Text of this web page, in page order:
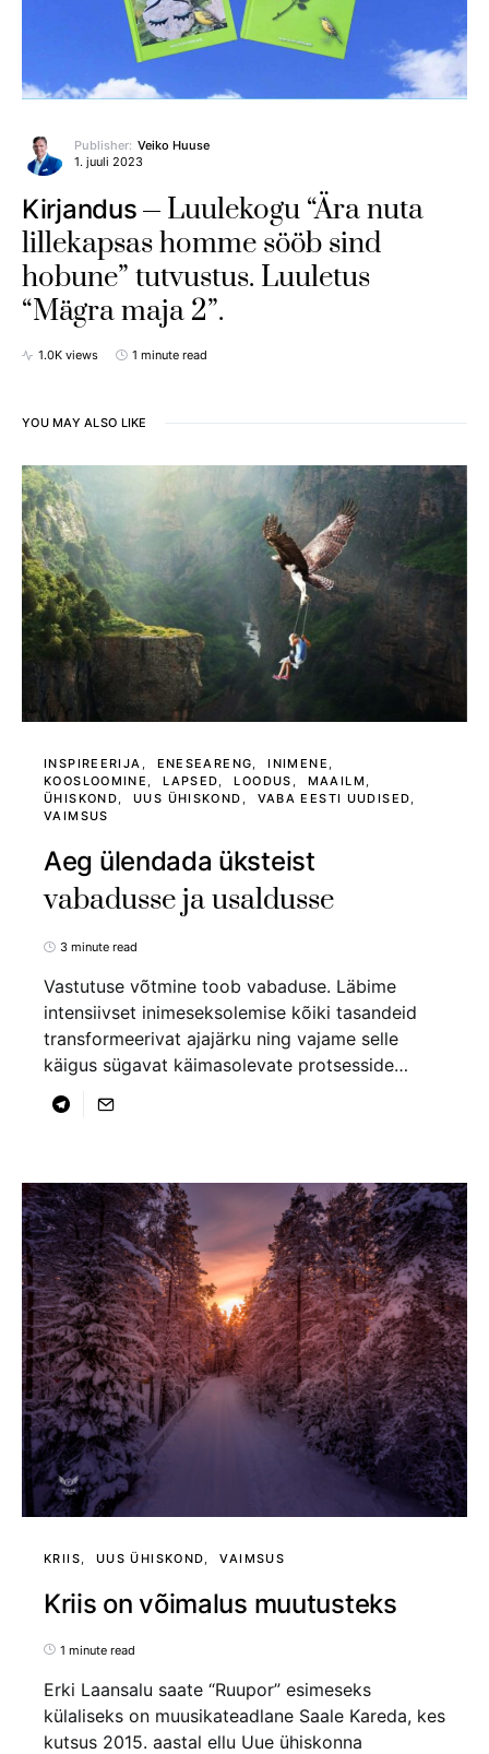
Publisher: Veiko Huuse
1. juuli 2023
Kirjandus
Luulekogu “Ära nuta
lillekapsas homme sööb sind
hobune” tutvustus. Luuletus
“Mägra maja 2”.
1.0K views 1 minute read
YOU MAY ALSO LIKE
INSPIREERIJA ENESEARENG
INIMENE
KOOSLOOMINE
LAPSED LOODUS
MAAILM
ÜHISKOND
UUS ÜHISKOND
VABA EESTI UUDISED
VAIMSUS
Aeg ülendada üksteist
vabadusse ja usaldusse
3 minute read
Vastutuse võtmine toob vabaduse. Läbime
intensiivset inimeseksolemise kõiki tasandeid
transformeerivat ajajärku ning vajame selle
käigus sügavat käimasolevate protsesside…
KRIIS UUS ÜHISKOND VAIMSUS
Kriis on võimalus muutusteks
1 minute read
Erki Laansalu saate “Ruupor” esimeseks
külaliseks on muusikateadlane Saale Kareda, kes
kutsus 2015. aastal ellu Uue ühiskonna